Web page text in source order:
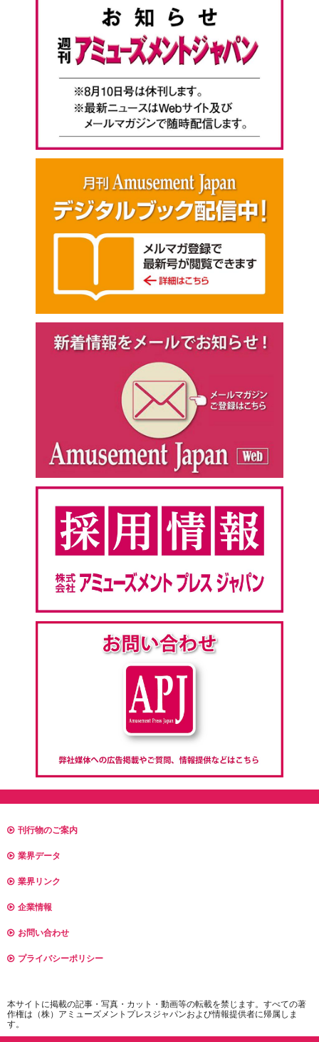
刊行物のご案内
業界データ
業界リンク
企業情報
お問い合わせ
プライバシーポリシー
本サイトに掲載の記事・写真・カット・動画等の転載を禁じます。すべての著
作権は（株）アミューズメントプレスジャパンおよび情報提供者に帰属しま
す。